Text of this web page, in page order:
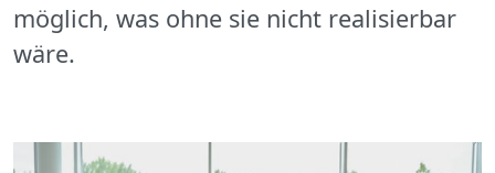
möglich, was ohne sie nicht realisierbar
wäre.